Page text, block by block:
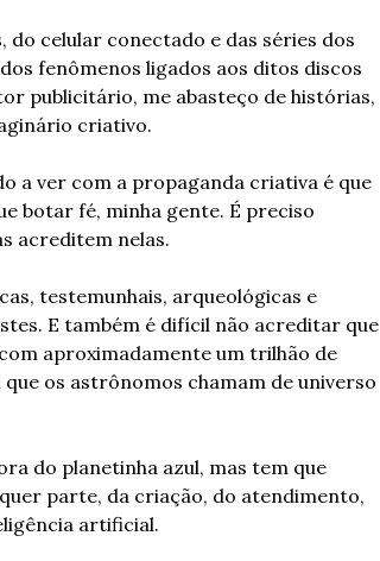
do celular conectado e das séries dos
fenômenos ligados aos ditos discos
publicitário, me abasteço de histórias,
criativo.
a ver com a propaganda criativa é que
botar fé, minha gente. É preciso
acreditem nelas.
testemunhais, arqueológicas e
E também é difícil não acreditar que
aproximadamente um trilhão de
os astrônomos chamam de universo
do planetinha azul, mas tem que
parte, da criação, do atendimento,
artificial.